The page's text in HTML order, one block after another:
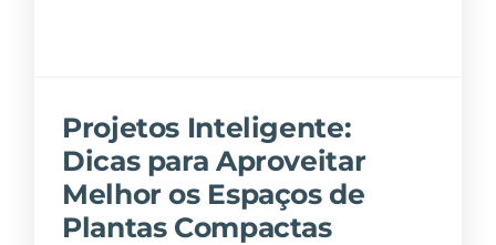
Projetos Inteligente:
Dicas para Aproveitar
Melhor os Espaços de
Plantas Compactas